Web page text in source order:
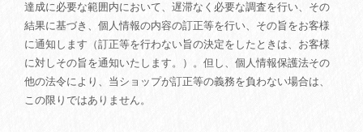
達成に必要な範囲内において、遅滞なく必要な調査を行い、その
結果に基づき、個人情報の内容の訂正等を行い、その旨をお客様
に通知します（訂正等を行わない旨の決定をしたときは、お客様
に対しその旨を通知いたします。）。但し、個人情報保護法その
他の法令により、当ショップが訂正等の義務を負わない場合は、
この限りではありません。